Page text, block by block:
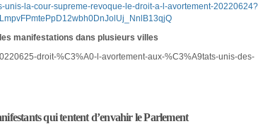
unis-la-cour-supreme-revoque-le-droit-a-l-avortement-20220624?
manifestations dans plusieurs villes
droit-%C3%A0-l-avortement-aux-%C3%A9tats-unis-des-
qui tentent d’envahir le Parlement